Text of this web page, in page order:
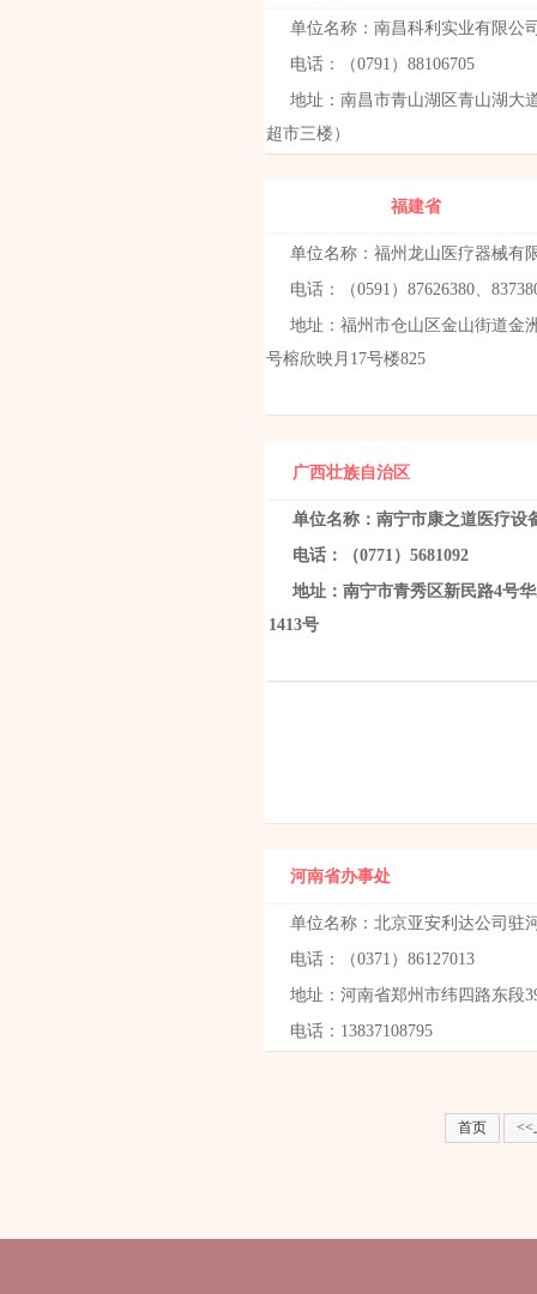
单位名称：南昌科利实业有限公
电话：（0791）88106705
地址：南昌市青山湖区青山湖大
超市三楼）
福建省
单位名称：福州龙山医疗器械有
电话：（0591）87626380、
地址：福州市仓山区金山街道金
号榕欣映月17号楼825
广西壮族自治区
单位名称：南宁市康之道医疗设
电话：（0771）5681092
地址：南宁市青秀区新民路4号
1413号
河南省办事处
单位名称：北京亚安利达公司驻
电话：（0371）86127013
地址：河南省郑州市纬四路东段
电话：13837108795
首页 <<